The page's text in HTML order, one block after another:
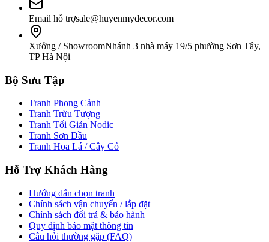
Email hỗ trợsale@huyenmydecor.com
Xưởng / ShowroomNhánh 3 nhà máy 19/5 phường Sơn Tây,
TP Hà Nội
Bộ Sưu Tập
Tranh Phong Cảnh
Tranh Trừu Tượng
Tranh Tối Giản Nodic
Tranh Sơn Dầu
Tranh Hoa Lá / Cây Cỏ
Hỗ Trợ Khách Hàng
Hướng dẫn chọn tranh
Chính sách vận chuyển / lắp đặt
Chính sách đổi trả & bảo hành
Quy định bảo mật thông tin
Câu hỏi thường gặp (FAQ)